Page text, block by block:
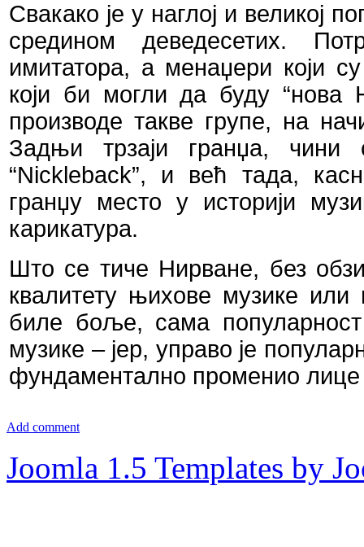
Свакако је у наглој и великој
средином деведесетих.
имитатора, а менаџери који
који би могли да буду “нова
производе такве групе, на
Задњи трзаји гранџа,
“Nickleback”, и већ тада,
гранџу место у историји
карикатура.
Што се тиче Нирване, без
квалитету њихове музике
биле боље, сама популарност
музике – јер, управо је
фундаментално променио
Add comment
Joomla 1.5 Templates by